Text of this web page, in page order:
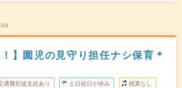
04
】園児の見守り担任ナシ保育＊
通費別途支給あり 土日祝日が休み 残業なし